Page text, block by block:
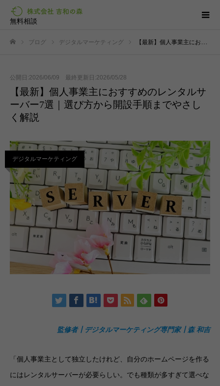
無料相談
ブログ デジタルマーケティング 【最新】個人事業主におすすめのレンタルサーバー7選｜選び方から開設手順までやさしく解説
公開日:2026/06/09 最終更新日:2026/05/28
【最新】個人事業主におすすめのレンタルサ
ーバー7選｜選び方から開設手順までやさし
く解説
デジタルマーケティング
監修者┃デジタルマーケティング専門家┃森 和吉
「個人事業主として独立したけれど、自分のホームページを作る
にはレンタルサーバーが必要らしい。でも種類が多すぎて選べな